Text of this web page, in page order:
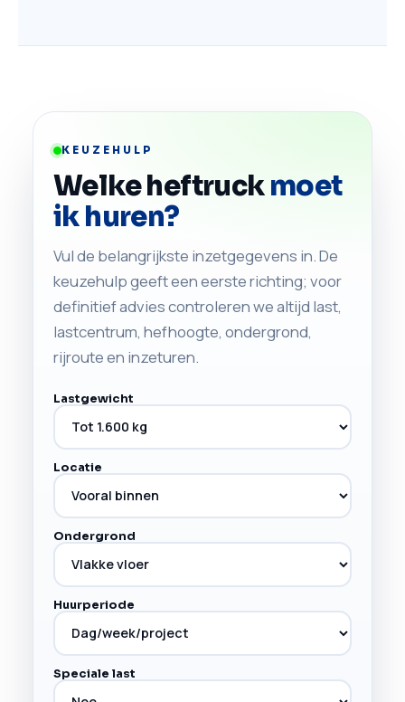
KEUZEHULP
Welke heftruckmoet
ik huren?
Vul de belangrijkste inzetgegevens in. De
keuzehulp geeft een eerste richting; voor
definitief advies controleren we altijd last,
lastcentrum, hefhoogte, ondergrond,
rijroute en inzeturen.
Lastgewicht
Locatie
Ondergrond
Huurperiode
Speciale last